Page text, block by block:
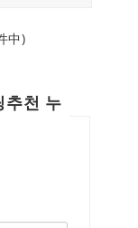
中)
추천 누